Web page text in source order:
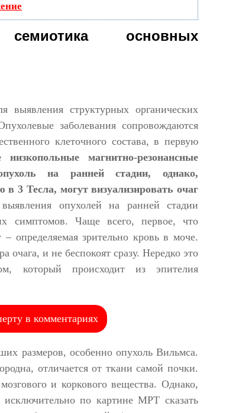
семиотика основных
выявления структурных органических
заболевания сопровождаются
клеточного состава, в первую
низкопольные магнитно-резонансные
на ранней стадии, однако,
3 Тесла, могут визуализировать очаг
опухолей на ранней стадии
симптомов. Чаще всего, первое, что
– определяемая зрительно кровь в моче.
очага, и не беспокоят сразу. Нередко это
который происходит из эпителия
в комментариях
размеров, особенно опухоль Вильмса.
отличается от ткани самой почки.
и коркового вещества. Однако,
исключительно по картине МРТ сказать